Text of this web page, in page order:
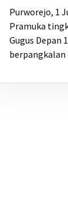
Purworejo, 1
Pramuka
Gugus Depan
berpangkalan